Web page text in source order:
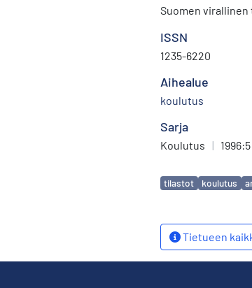
Suomen virallinen
ISSN
1235-6220
Aihealue
koulutus
Sarja
Koulutus | 1996:5
Avainsanat
tilastot koulutus
Tietueen